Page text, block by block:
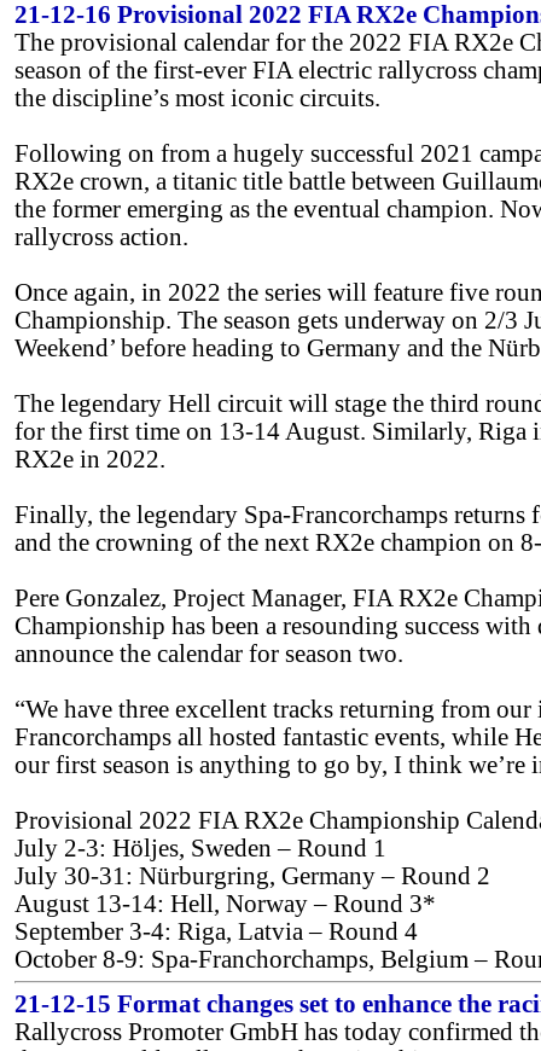
21-12-16 Provisional 2022 FIA RX2e
The provisional calendar for the 2022 FIA RX2e
season of the first-ever FIA electric rallycross
the discipline’s most iconic circuits.
Following on from a hugely successful 2021
RX2e crown, a titanic title battle between
the former emerging as the eventual champion.
rallycross action.
Once again, in 2022 the series will feature five
Championship. The season gets underway on 2/3
Weekend’ before heading to Germany and the
The legendary Hell circuit will stage the third
for the first time on 13-14 August. Similarly, Riga
RX2e in 2022.
Finally, the legendary Spa-Francorchamps returns
and the crowning of the next RX2e champion on
Pere Gonzalez, Project Manager, FIA RX2e
Championship has been a resounding success
announce the calendar for season two.
“We have three excellent tracks returning from
Francorchamps all hosted fantastic events, while
our first season is anything to go by, I think we’re
Provisional 2022 FIA RX2e Championship
July 2-3: Höljes, Sweden – Round 1
July 30-31: Nürburgring, Germany – Round 2
August 13-14: Hell, Norway – Round 3*
September 3-4: Riga, Latvia – Round 4
October 8-9: Spa-Franchorchamps, Belgium –
21-12-15 Format changes set to enhance the
Rallycross Promoter GmbH has today confirmed